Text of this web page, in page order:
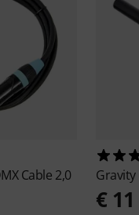
Cable 2,0
Gravity
€ 11